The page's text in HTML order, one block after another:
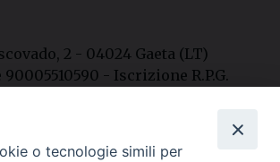
2 - 04024 Gaeta (LT)
- Iscrizione R.P.G.
o tecnologie simili per